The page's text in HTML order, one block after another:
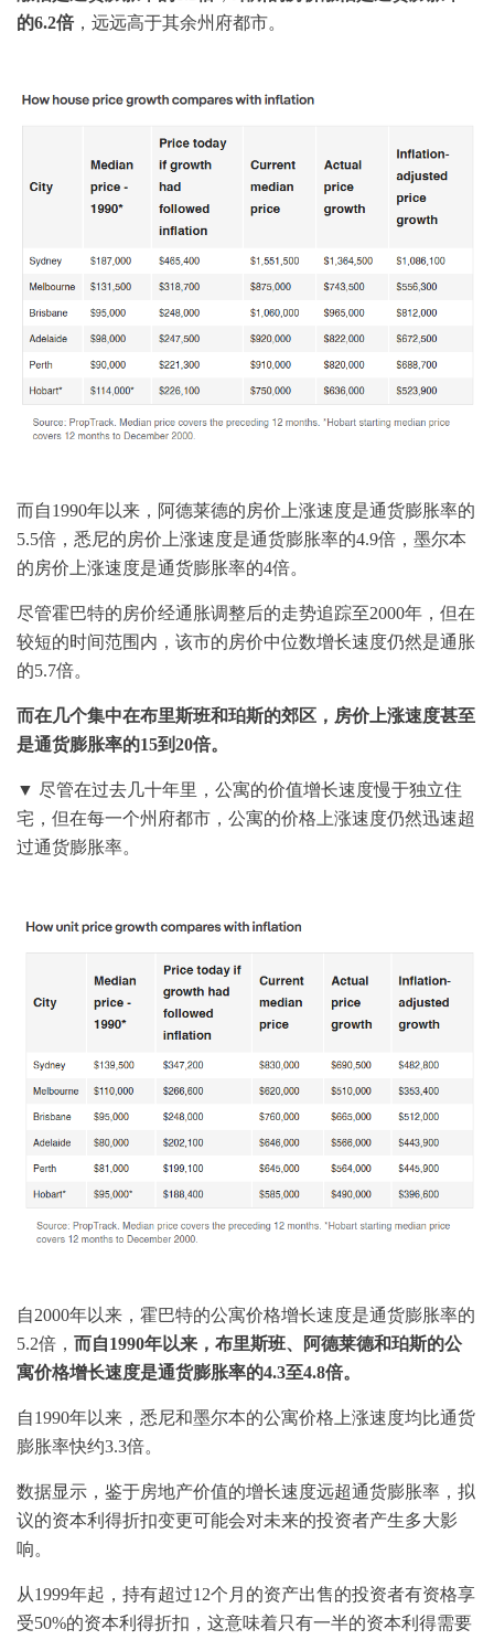
的6.2倍，远远高于其余州府都市。
而自1990年以来，阿德莱德的房价上涨速度是通货膨胀率的
5.5倍，悉尼的房价上涨速度是通货膨胀率的4.9倍，墨尔本
的房价上涨速度是通货膨胀率的4倍。
尽管霍巴特的房价经通胀调整后的走势追踪至2000年，但在
较短的时间范围内，该市的房价中位数增长速度仍然是通胀
的5.7倍。
而在几个集中在布里斯班和珀斯的郊区，房价上涨速度甚至
是通货膨胀率的15到20倍。
▼ 尽管在过去几十年里，公寓的价值增长速度慢于独立住
宅，但在每一个州府都市，公寓的价格上涨速度仍然迅速超
过通货膨胀率。
自2000年以来，霍巴特的公寓价格增长速度是通货膨胀率的
5.2倍， 而自1990年以来，布里斯班、阿德莱德和珀斯的公
寓价格增长速度是通货膨胀率的4.3至4.8倍。
自1990年以来，悉尼和墨尔本的公寓价格上涨速度均比通货
膨胀率快约3.3倍。
数据显示，鉴于房地产价值的增长速度远超通货膨胀率，拟
议的资本利得折扣变更可能会对未来的投资者产生多大影
响。
从1999年起，持有超过12个月的资产出售的投资者有资格享
受50%的资本利得折扣，这意味着只有一半的资本利得需要